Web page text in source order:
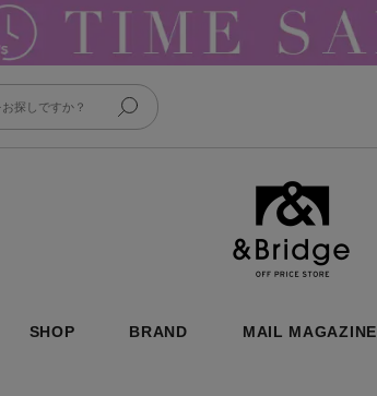
SHOP BRAND MAIL MAGAZINE